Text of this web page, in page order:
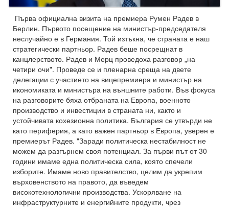
Първа официална визита на премиера Румен Радев в
Берлин. Първото посещение на министър-председателя
неслучайно е в Германия. Той изтъкна, че страната е наш
стратегически партньор. Радев беше посрещнат в
канцлерството. Радев и Мерц проведоха разговор „на
четири очи". Проведе се и пленарна среща на двете
делегации с участието на вицепремиера и министър на
икономиката и министъра на външните работи. Във фокуса
на разговорите бяха отбраната на Европа, военното
производство и инвестиции в страната ни, както и
устойчивата кохезионна политика. България се утвърди не
като периферия, а като важен партньор в Европа, уверен е
премиерът Радев. "Заради политическа нестабилност не
можем да разгърнем своя потенциал. За първи път от 30
години имаме една политическа сила, която спечели
изборите. Имаме ново правителство, целим да укрепим
върховенството на правото, да въведем
високотехнологични производства. Ускоряване на
инфраструктурните и енергийните продукти, чрез